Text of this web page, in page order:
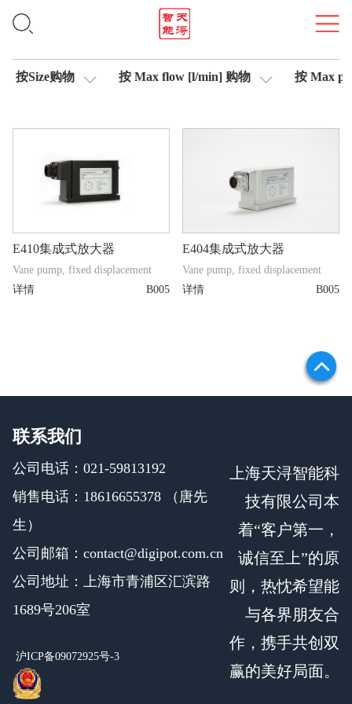
集成式放大器
按Size购物 按 Max flow [l/min] 购物 按 Max
E410集成式放大器
Vane pump, fixed displacement
详情
B005
E404集成式放大器
Vane pump, fixed displacement
详情
B005
联系我们
公司电话：021-59813192
销售电话：18616655378 （唐先
生）
公司邮箱：contact@digipot.com.cn
公司地址：上海市青浦区汇滨路
1689号206室
沪ICP备09072925号-3
上海天浔智能科
技有限公司本
着“客户第一，
诚信至上”的原
则，热忱希望能
与各界朋友合
作，携手共创双
赢的美好局面。